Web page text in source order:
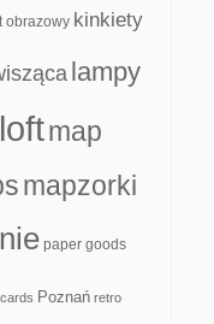
obrazowy kinkiety
lampy
loftmap
mapzorki
paper goods
Poznań retro